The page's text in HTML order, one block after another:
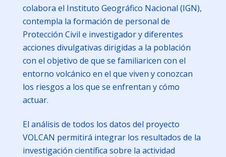
colabora el Instituto Geográfico Nacional (IGN),
contempla la formación de personal de
Protección Civil e investigador y diferentes
acciones divulgativas dirigidas a la población
con el objetivo de que se familiaricen con el
entorno volcánico en el que viven y conozcan
los riesgos a los que se enfrentan y cómo
actuar.
El análisis de todos los datos del proyecto
VOLCAN permitirá integrar los resultados de la
investigación científica sobre la actividad